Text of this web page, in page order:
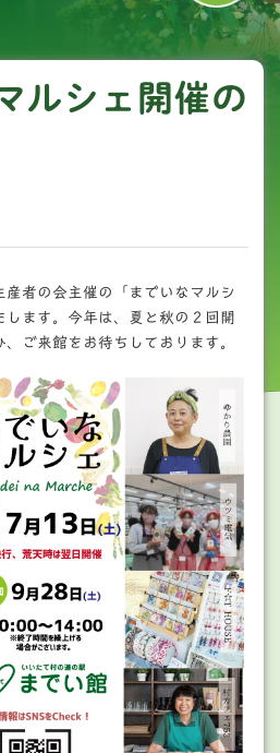
ルシェ開催の
者の会主催の「までいなマルシ
します。今年は、夏と秋の２回開
ご来館をお待ちしております。